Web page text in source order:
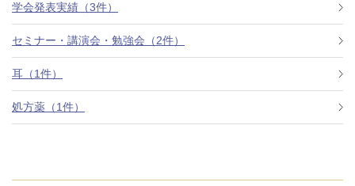
美容ブログ
学会発表実績（3件）
セミナー・講演会・勉強会（2件）
耳（1件）
処方薬（1件）